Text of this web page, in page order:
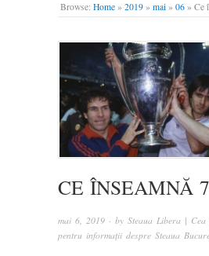
Browse: Home » 2019 » mai » 06 » Ce
CE ÎNSEAMNĂ
mai 6, 2019 · by Steaua Libera |
pentru informații despre Steaua